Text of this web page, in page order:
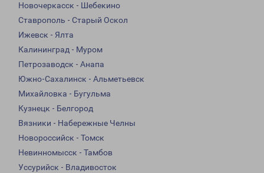
Новочеркасск - Шебекино
Ставрополь - Старый Оскол
Ижевск - Ялта
Калининград - Муром
Петрозаводск - Анапа
Южно-Сахалинск - Альметьевск
Михайловка - Бугульма
Кузнецк - Белгород
Вязники - Набережные Челны
Новороссийск - Томск
Невинномысск - Тамбов
Уссурийск - Владивосток